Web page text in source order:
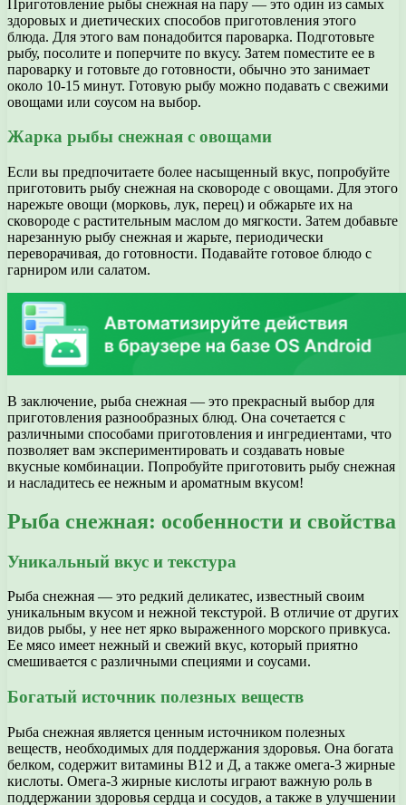
Приготовление рыбы снежная на пару — это один из самых
здоровых и диетических способов приготовления этого
блюда. Для этого вам понадобится пароварка. Подготовьте
рыбу, посолите и поперчите по вкусу. Затем поместите ее в
пароварку и готовьте до готовности, обычно это занимает
около 10-15 минут. Готовую рыбу можно подавать с свежими
овощами или соусом на выбор.
Жарка рыбы снежная с овощами
Если вы предпочитаете более насыщенный вкус, попробуйте
приготовить рыбу снежная на сковороде с овощами. Для этого
нарежьте овощи (морковь, лук, перец) и обжарьте их на
сковороде с растительным маслом до мягкости. Затем добавьте
нарезанную рыбу снежная и жарьте, периодически
переворачивая, до готовности. Подавайте готовое блюдо с
гарниром или салатом.
В заключение, рыба снежная — это прекрасный выбор для
приготовления разнообразных блюд. Она сочетается с
различными способами приготовления и ингредиентами, что
позволяет вам экспериментировать и создавать новые
вкусные комбинации. Попробуйте приготовить рыбу снежная
и насладитесь ее нежным и ароматным вкусом!
Рыба снежная: особенности и свойства
Уникальный вкус и текстура
Рыба снежная — это редкий деликатес, известный своим
уникальным вкусом и нежной текстурой. В отличие от других
видов рыбы, у нее нет ярко выраженного морского привкуса.
Ее мясо имеет нежный и свежий вкус, который приятно
смешивается с различными специями и соусами.
Богатый источник полезных веществ
Рыба снежная является ценным источником полезных
веществ, необходимых для поддержания здоровья. Она богата
белком, содержит витамины В12 и Д, а также омега-3 жирные
кислоты. Омега-3 жирные кислоты играют важную роль в
поддержании здоровья сердца и сосудов, а также в улучшении